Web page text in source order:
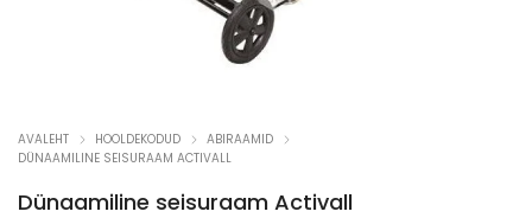
AVALEHT HOOLDEKODUD
ABIRAAMID
DÜNAAMILINE SEISURAAM ACTIVALL
Dünaamiline seisuraam Activall